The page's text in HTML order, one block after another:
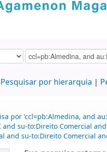
Pesquisar por hierarquia
por 'ccl=pb:Almedina, and
su-to:Direito Comercial
and su-to:Direito Comercial